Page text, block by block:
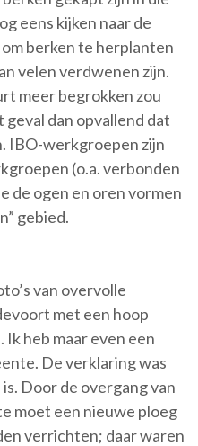
eens kijken naar de
berken te herplanten
velen verdwenen zijn.
meer begrokken zou
dan opvallend dat
IBO-werkgroepen zijn
(o.a. verbonden
de ogen en oren vormen
gebied.
van overvolle
met een hoop
heb maar even een
De verklaring was
Door de overgang van
moet een nieuwe ploeg
verrichten; daar waren